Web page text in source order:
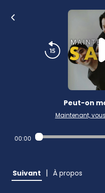
Peut-on
Maintenant,
00:00
Suivant | À propos